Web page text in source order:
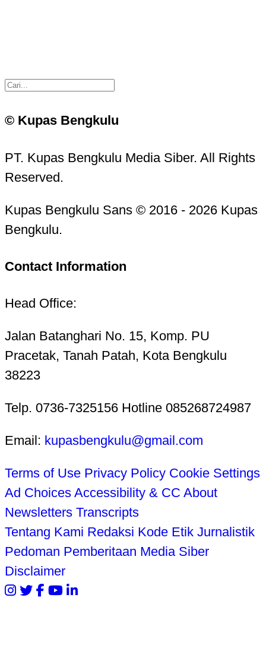
© Kupas Bengkulu
PT. Kupas Bengkulu Media Siber. All Rights
Reserved.
Kupas Bengkulu Sans © 2016 - 2026 Kupas
Bengkulu.
Contact Information
Head Office:
Jalan Batanghari No. 15, Komp. PU
Pracetak, Tanah Patah, Kota Bengkulu
38223
Telp. 0736-7325156 Hotline 085268724987
Email: kupasbengkulu@gmail.com
Terms of Use Privacy Policy Cookie Settings
Ad Choices Accessibility & CC About
Newsletters Transcripts
Tentang Kami Redaksi Kode Etik Jurnalistik
Pedoman Pemberitaan Media Siber
Disclaimer